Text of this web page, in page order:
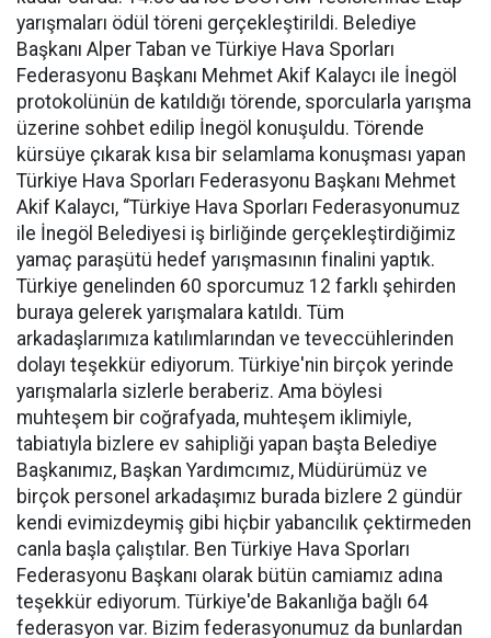
yarışmaları ödül töreni gerçekleştirildi. Belediye
Başkanı Alper Taban ve Türkiye Hava Sporları
Federasyonu Başkanı Mehmet Akif Kalaycı ile İnegöl
protokolünün de katıldığı törende, sporcularla yarışma
üzerine sohbet edilip İnegöl konuşuldu. Törende
kürsüye çıkarak kısa bir selamlama konuşması yapan
Türkiye Hava Sporları Federasyonu Başkanı Mehmet
Akif Kalaycı, “Türkiye Hava Sporları Federasyonumuz
ile İnegöl Belediyesi iş birliğinde gerçekleştirdiğimiz
yamaç paraşütü hedef yarışmasının finalini yaptık.
Türkiye genelinden 60 sporcumuz 12 farklı şehirden
buraya gelerek yarışmalara katıldı. Tüm
arkadaşlarımıza katılımlarından ve teveccühlerinden
dolayı teşekkür ediyorum. Türkiye'nin birçok yerinde
yarışmalarla sizlerle beraberiz. Ama böylesi
muhteşem bir coğrafyada, muhteşem iklimiyle,
tabiatıyla bizlere ev sahipliği yapan başta Belediye
Başkanımız, Başkan Yardımcımız, Müdürümüz ve
birçok personel arkadaşımız burada bizlere 2 gündür
kendi evimizdeymiş gibi hiçbir yabancılık çektirmeden
canla başla çalıştılar. Ben Türkiye Hava Sporları
Federasyonu Başkanı olarak bütün camiamız adına
teşekkür ediyorum. Türkiye'de Bakanlığa bağlı 64
federasyon var. Bizim federasyonumuz da bunlardan